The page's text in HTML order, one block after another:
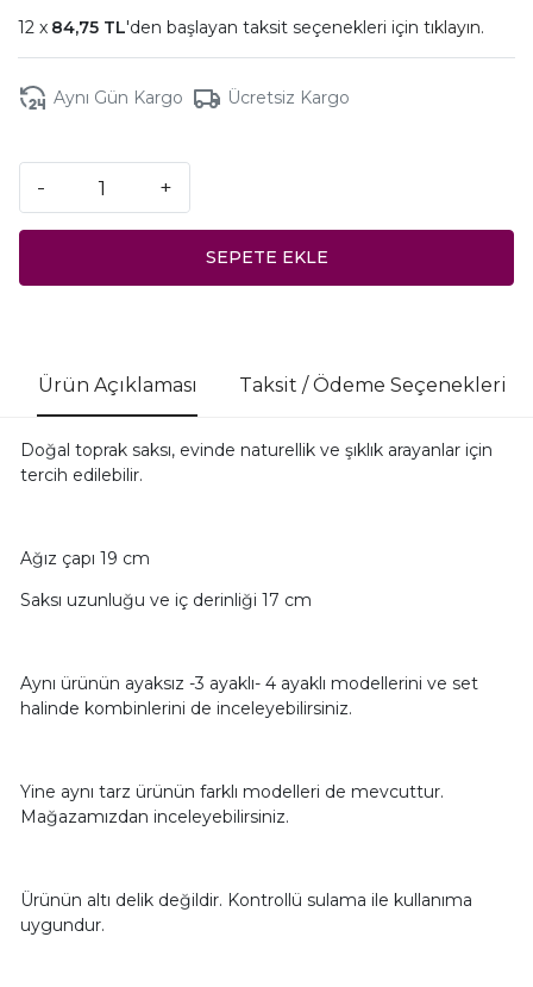
84,75 TL'den başlayan taksit seçenekleri için tıklayın.
Aynı Gün Kargo Ücretsiz Kargo
- +
SEPETE EKLE
Ürün Açıklaması Taksit / Ödeme Seçenekleri
Doğal toprak saksı, evinde naturellik ve şıklık arayanlar için
tercih edilebilir.
Ağız çapı 19 cm
Saksı uzunluğu ve iç derinliği 17 cm
Aynı ürünün ayaksız -3 ayaklı- 4 ayaklı modellerini ve set
halinde kombinlerini de inceleyebilirsiniz.
Yine aynı tarz ürünün farklı modelleri de mevcuttur.
Mağazamızdan inceleyebilirsiniz.
Ürünün altı delik değildir. Kontrollü sulama ile kullanıma
uygundur.